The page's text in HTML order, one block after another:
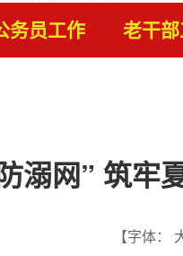
务员工作 老干
溺网” 筑牢
【字体：